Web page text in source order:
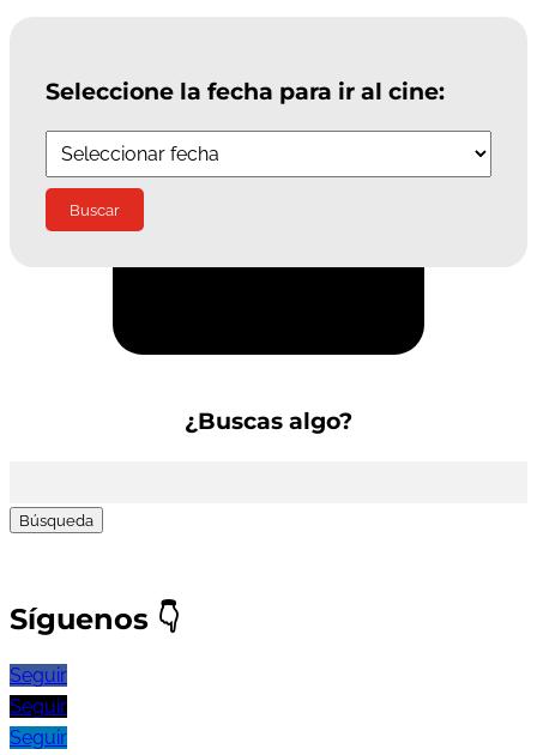
Seleccione la fecha para ir al cine:
¿Buscas algo?
Síguenos 👇
Seguir
Seguir
Seguir